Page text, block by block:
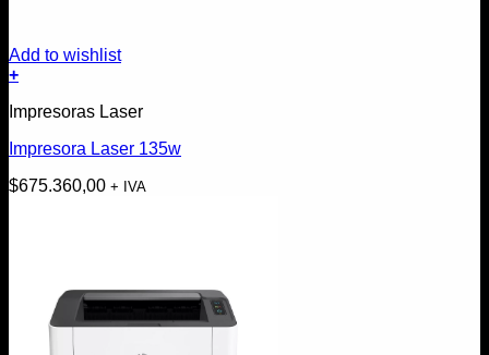
Add to wishlist
+
Impresoras Laser
Impresora Laser 135w
$675.360,00 + IVA